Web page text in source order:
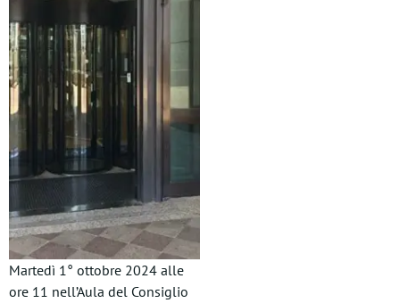
Martedì 1° ottobre 2024 alle
ore 11 nell’Aula del Consiglio